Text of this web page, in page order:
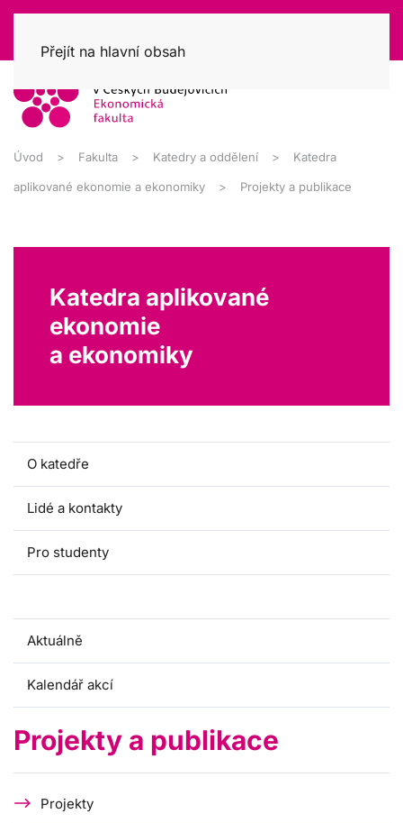
Přejít na hlavní obsah
Úvod Fakulta Katedry a oddělení Katedra
aplikované ekonomie a ekonomiky Projekty a publikace
Katedra aplikované
ekonomie
a ekonomiky
O katedře
Lidé a kontakty
Pro studenty
Aktuálně
Kalendář akcí
Projekty a publikace
Projekty